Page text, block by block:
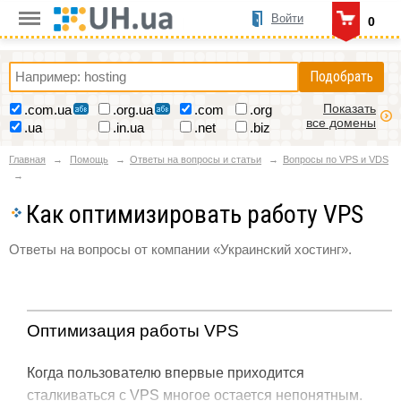
0
Войти
Подобрать
.com.ua .org.ua .com
.org
.ua
.in.ua .net .biz
Показать
все домены
Главная Помощь Ответы на вопросы и статьи Вопросы по VPS и VDS
Как оптимизировать работу VPS
Ответы на вопросы от компании «Украинский хостинг».
Оптимизация работы VPS
Когда пользователю впервые приходится
сталкиваться с VPS многое остается непонятным.